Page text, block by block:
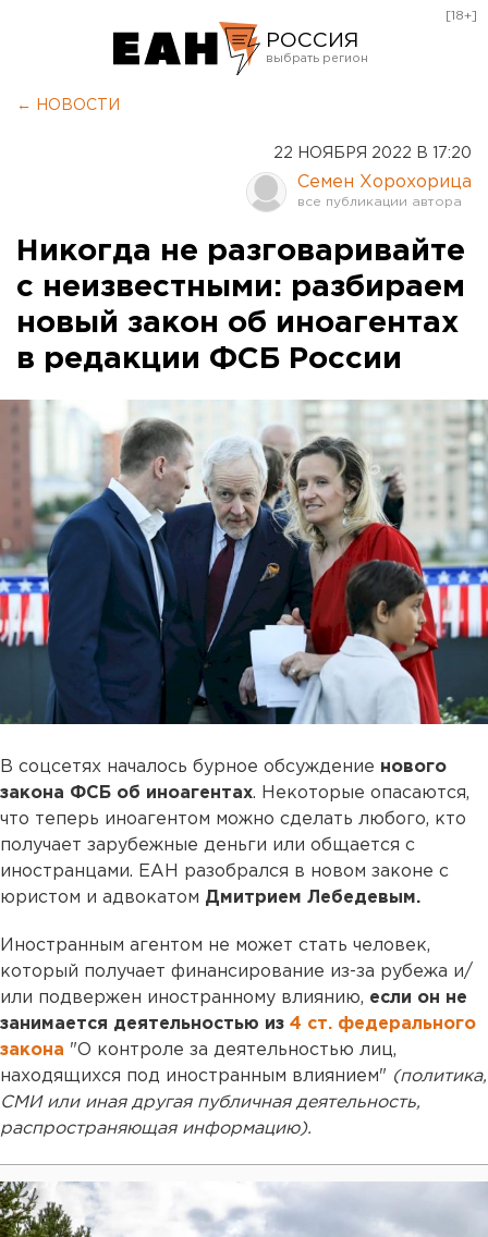
РОССИЯ
Оренбург
[18+]
← НОВОСТИ
22 НОЯБРЯ 2022 В 17:20
Семен Хорохорица
Никогда не разговаривайте
с неизвестными: разбираем
новый закон об иноагентах
в редакции ФСБ России
В соцсетях началось бурное обсуждение нового
закона ФСБ об иноагентах. Некоторые опасаются,
что теперь иноагентом можно сделать любого, кто
получает зарубежные деньги или общается с
иностранцами. ЕАН разобрался в новом законе с
юристом и адвокатом Дмитрием Лебедевым.
Иностранным агентом не может стать человек,
который получает финансирование из-за рубежа и/
или подвержен иностранному влиянию, если он не
занимается деятельностью из 4 ст. федерального
закона "О контроле за деятельностью лиц,
находящихся под иностранным влиянием" (политика,
СМИ или иная другая публичная деятельность,
распространяющая информацию).